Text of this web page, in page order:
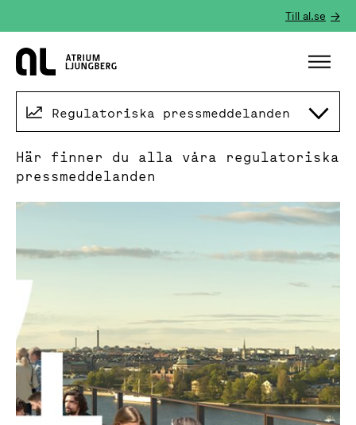
Till al.se
Hem
Regulatoriska pressmeddelanden
Här finner du alla våra regulatoriska
pressmeddelanden